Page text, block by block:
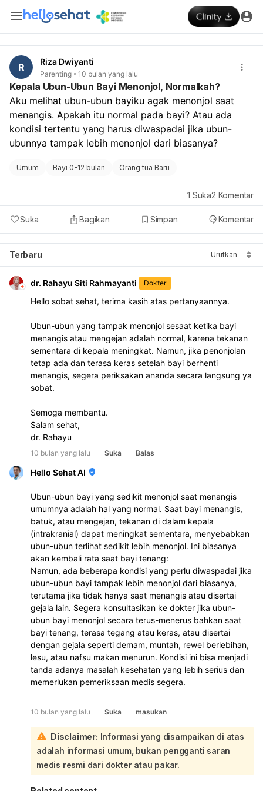
R Riza Dwiyanti
Parenting 10 bulan yang lalu
Kepala Ubun-Ubun Bayi Menonjol, Normalkah?
Aku melihat ubun-ubun bayiku agak menonjol saat
menangis. Apakah itu normal pada bayi? Atau ada
kondisi tertentu yang harus diwaspadai jika ubun-
ubunnya tampak lebih menonjol dari biasanya?
Umum Bayi 0-12 bulan Orang tua Baru
Suka Bagikan Simpan Komentar
1 Suka2 Komentar
Terbaru Urutkan
dr. Rahayu Siti Rahmayanti Dokter
Hello sobat sehat, terima kasih atas pertanyaannya.
Ubun-ubun yang tampak menonjol sesaat ketika bayi
menangis atau mengejan adalah normal, karena tekanan
sementara di kepala meningkat. Namun, jika penonjolan
tetap ada dan terasa keras setelah bayi berhenti
menangis, segera periksakan ananda secara langsung ya
sobat.
Semoga membantu.
Salam sehat,
dr. Rahayu
10 bulan yang lalu Suka Balas
Hello Sehat AI
Ubun-ubun bayi yang sedikit menonjol saat menangis
umumnya adalah hal yang normal. Saat bayi menangis,
batuk, atau mengejan, tekanan di dalam kepala
(intrakranial) dapat meningkat sementara, menyebabkan
ubun-ubun terlihat sedikit lebih menonjol. Ini biasanya
akan kembali rata saat bayi tenang:
Namun, ada beberapa kondisi yang perlu diwaspadai jika
ubun-ubun bayi tampak lebih menonjol dari biasanya,
terutama jika tidak hanya saat menangis atau disertai
gejala lain. Segera konsultasikan ke dokter jika ubun-
ubun bayi menonjol secara terus-menerus bahkan saat
bayi tenang, terasa tegang atau keras, atau disertai
dengan gejala seperti demam, muntah, rewel berlebihan,
lesu, atau nafsu makan menurun. Kondisi ini bisa menjadi
tanda adanya masalah kesehatan yang lebih serius dan
memerlukan pemeriksaan medis segera.
10 bulan yang lalu Suka masukan
Disclaimer: Informasi yang disampaikan di atas
adalah informasi umum, bukan pengganti saran
medis resmi dari dokter atau pakar.